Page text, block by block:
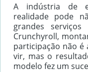
A indústria de
realidade pode
grandes
Crunchyroll,
participação não é
vir, mas o
modelo fez um